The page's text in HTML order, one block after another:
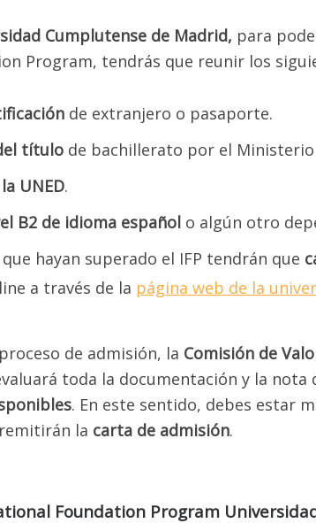
Cumplutense de Madrid, para
Program, tendrás que reunir los
de extranjero o pasaporte.
título de bachillerato por el
UNED.
B2 de idioma español o algún otro
hayan superado el IFP tendrán que
a través de la página web de la
de admisión, la Comisión de
toda la documentación y la nota
. En este sentido, debes estar
la carta de admisión.
Foundation Program
Por favor deje sus datos solo si le
Grado(No para Post-Grados, ni